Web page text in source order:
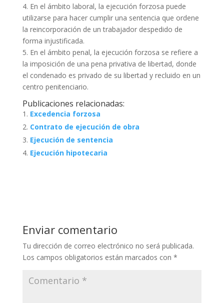
4. En el ámbito laboral, la ejecución forzosa puede
utilizarse para hacer cumplir una sentencia que ordene
la reincorporación de un trabajador despedido de
forma injustificada.
5. En el ámbito penal, la ejecución forzosa se refiere a
la imposición de una pena privativa de libertad, donde
el condenado es privado de su libertad y recluido en un
centro penitenciario.
Publicaciones relacionadas:
Excedencia forzosa
Contrato de ejecución de obra
Ejecución de sentencia
Ejecución hipotecaria
Enviar comentario
Tu dirección de correo electrónico no será publicada.
Los campos obligatorios están marcados con *